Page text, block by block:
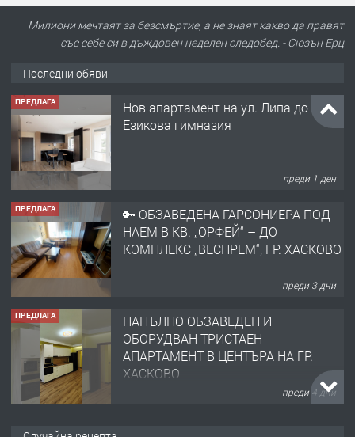
Милиони мечтаят за безсмъртие, а не знаят какво да правят
със себе си в дъждовен неделен следобед. - Сюзън Ерц
Последни обяви
ПРЕДЛАГА
Нов апартамент на ул. Липа до
Езикова гимназия
преди 1 ден
ПРЕДЛАГА
🔑 ОБЗАВЕДЕНА ГАРСОНИЕРА ПОД
НАЕМ В КВ. „ОРФЕЙ“ – ДО
КОМПЛЕКС „ВЕСПРЕМ“, ГР. ХАСКОВО
преди 3 дни
ПРЕДЛАГА
НАПЪЛНО ОБЗАВЕДЕН И
ОБОРУДВАН ТРИСТАЕН
АПАРТАМЕНТ В ЦЕНТЪРА НА ГР.
ХАСКОВО
преди 4 дни